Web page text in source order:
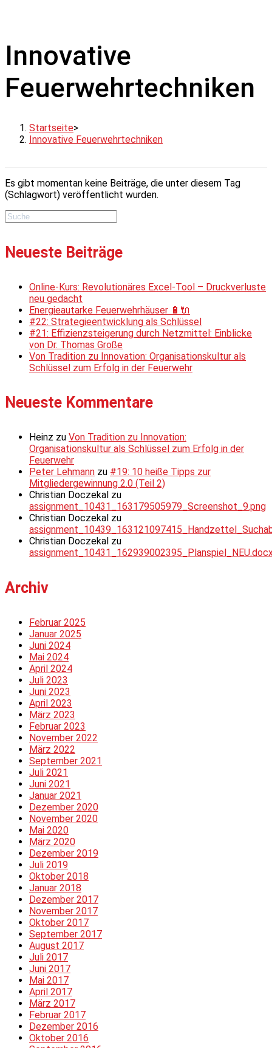
Innovative
Feuerwehrtechniken
Startseite>
Innovative Feuerwehrtechniken
Es gibt momentan keine Beiträge, die unter diesem Tag
(Schlagwort) veröffentlicht wurden.
Neueste Beiträge
Online-Kurs: Revolutionäres Excel-Tool – Druckverluste
neu gedacht
Energieautarke Feuerwehrhäuser 🔋🔌
#22: Strategieentwicklung als Schlüssel
#21: Effizienzsteigerung durch Netzmittel: Einblicke
von Dr. Thomas Große
Von Tradition zu Innovation: Organisationskultur als
Schlüssel zum Erfolg in der Feuerwehr
Neueste Kommentare
Heinz zu Von Tradition zu Innovation:
Organisationskultur als Schlüssel zum Erfolg in der
Feuerwehr
Peter Lehmann zu #19: 10 heiße Tipps zur
Mitgliedergewinnung 2.0 (Teil 2)
Christian Doczekal zu
assignment_10431_163179505979_Screenshot_9.png
Christian Doczekal zu
Christian Doczekal zu
Archiv
Februar 2025
Januar 2025
Juni 2024
Mai 2024
April 2024
Juli 2023
Juni 2023
April 2023
März 2023
Februar 2023
November 2022
März 2022
September 2021
Juli 2021
Juni 2021
Januar 2021
Dezember 2020
November 2020
Mai 2020
März 2020
Dezember 2019
Juli 2019
Oktober 2018
Januar 2018
Dezember 2017
November 2017
Oktober 2017
September 2017
August 2017
Juli 2017
Juni 2017
Mai 2017
April 2017
März 2017
Februar 2017
Dezember 2016
Oktober 2016